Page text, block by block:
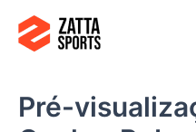
para
conteúdo
Pré-